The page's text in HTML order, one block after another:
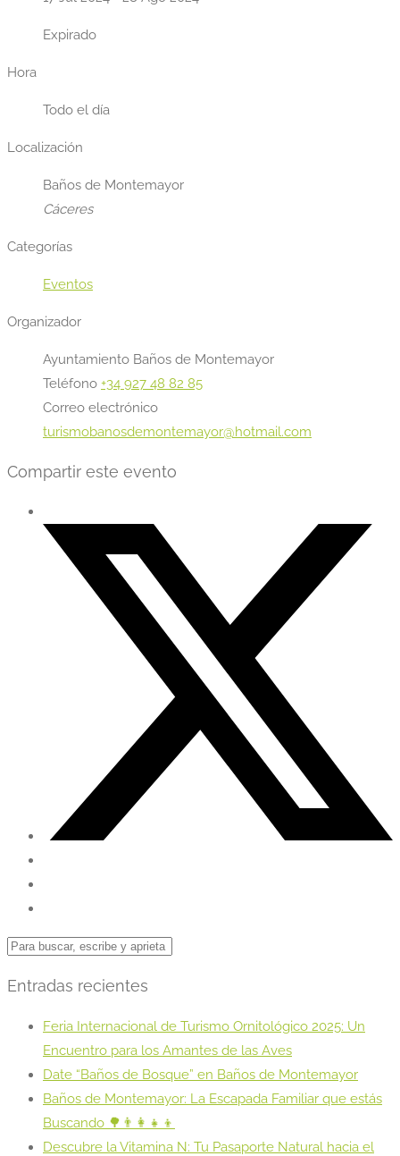
Expirado
Hora
Todo el día
Localización
Baños de Montemayor
Cáceres
Categorías
Eventos
Organizador
Ayuntamiento Baños de Montemayor
Teléfono +34 927 48 82 85
Correo electrónico
turismobanosdemontemayor@hotmail.com
Compartir este evento
Entradas recientes
Feria Internacional de Turismo Ornitológico 2025: Un
Encuentro para los Amantes de las Aves
Date “Baños de Bosque” en Baños de Montemayor
Baños de Montemayor: La Escapada Familiar que estás
Buscando 🌳👨‍👩‍👧‍👦
Descubre la Vitamina N: Tu Pasaporte Natural hacia el